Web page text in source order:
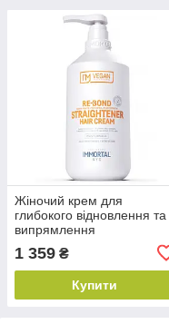
Жіночий крем для
глибокого відновлення та
випрямлення
Immortal NYC RE-BOND,
1000 мл (NYC-68)
1 359 ₴
Купити